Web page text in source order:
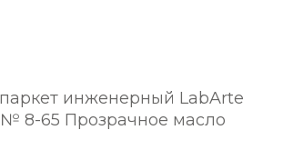
инженерный LabArte
8-65 Прозрачное масло